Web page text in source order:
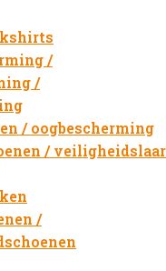
/
/
/ oogbescherming
/
/